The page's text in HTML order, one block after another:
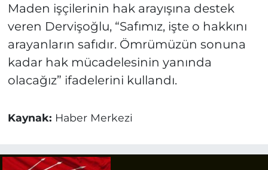
Maden işçilerinin hak arayışına destek
veren Dervişoğlu, “Safımız, işte o hakkını
arayanların safıdır. Ömrümüzün sonuna
kadar hak mücadelesinin yanında
olacağız” ifadelerini kullandı.
Kaynak: Haber Merkezi